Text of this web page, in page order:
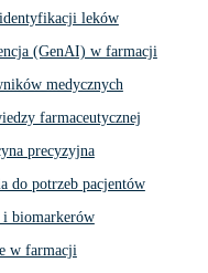
leków
(GenAI) w farmacji
medycznych
farmaceutycznej
precyzyjna
do potrzeb pacjentów
i biomarkerów
w farmacji